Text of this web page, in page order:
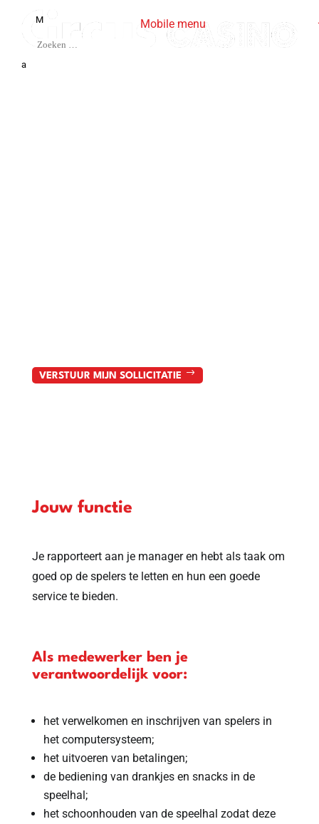
a
M Mobile menu
VERSTUUR MIJN SOLLICITATIE
Jouw functie
Je rapporteert aan je manager en hebt als taak om
goed op de spelers te letten en hun een goede
service te bieden.
Als medewerker ben je
verantwoordelijk voor:
het verwelkomen en inschrijven van spelers in
het computersysteem;
het uitvoeren van betalingen;
de bediening van drankjes en snacks in de
speelhal;
het schoonhouden van de speelhal zodat deze